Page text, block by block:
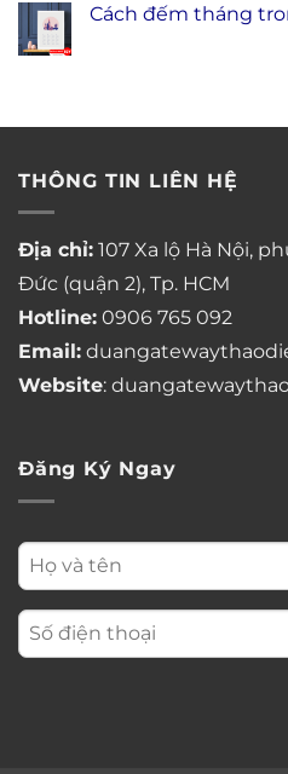
Cách đếm tháng
THÔNG TIN LIÊN HỆ
Địa chỉ: 107 Xa lộ Hà Nội,
Đức (quận 2), Tp. HCM
Hotline: 0906 765 092
Email:
Website:
Đăng Ký Ngay